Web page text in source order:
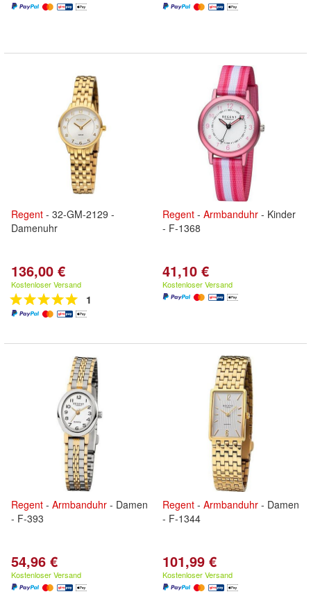
Regent - 32-GM-2129 -
Damenuhr
136,00 €
Kostenloser Versand
1
Regent - Armbanduhr - Kinder
- F-1368
41,10 €
Kostenloser Versand
Regent - Armbanduhr - Damen
- F-393
54,96 €
Kostenloser Versand
Regent - Armbanduhr - Damen
- F-1344
101,99 €
Kostenloser Versand